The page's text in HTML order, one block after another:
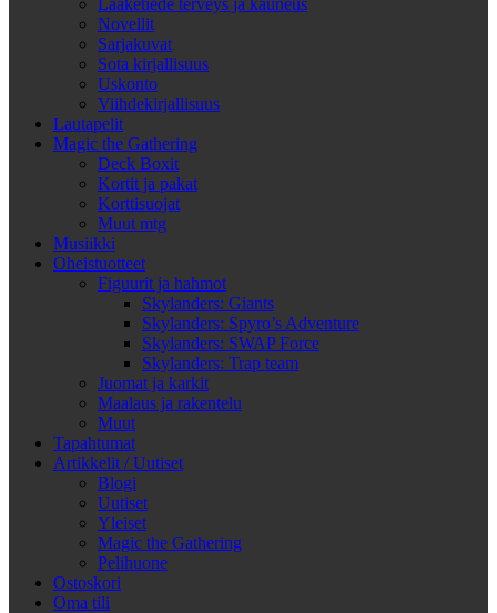
Lääketiede terveys ja kauneus
Novellit
Sarjakuvat
Sota kirjallisuus
Uskonto
Viihdekirjallisuus
Lautapelit
Magic the Gathering
Deck Boxit
Kortit ja pakat
Korttisuojat
Muut mtg
Musiikki
Oheistuotteet
Figuurit ja hahmot
Skylanders: Giants
Skylanders: Spyro’s Adventure
Skylanders: SWAP Force
Skylanders: Trap team
Juomat ja karkit
Maalaus ja rakentelu
Muut
Tapahtumat
Artikkelit / Uutiset
Blogi
Uutiset
Yleiset
Magic the Gathering
Pelihuone
Ostoskori
Oma tili